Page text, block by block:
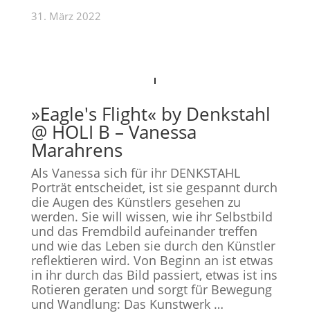
31. März 2022
»Eagle's Flight« by Denkstahl
@ HOLI B – Vanessa
Marahrens
Als Vanessa sich für ihr DENKSTAHL
Porträt entscheidet, ist sie gespannt durch
die Augen des Künstlers gesehen zu
werden. Sie will wissen, wie ihr Selbstbild
und das Fremdbild aufeinander treffen
und wie das Leben sie durch den Künstler
reflektieren wird. Von Beginn an ist etwas
in ihr durch das Bild passiert, etwas ist ins
Rotieren geraten und sorgt für Bewegung
und Wandlung: Das Kunstwerk …